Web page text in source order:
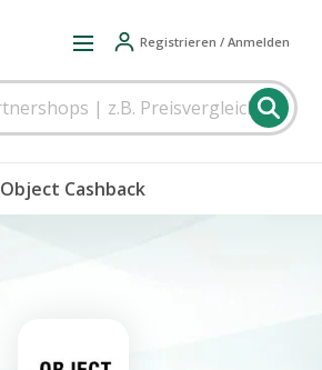
Registrieren / Anmelden
Object Cashback